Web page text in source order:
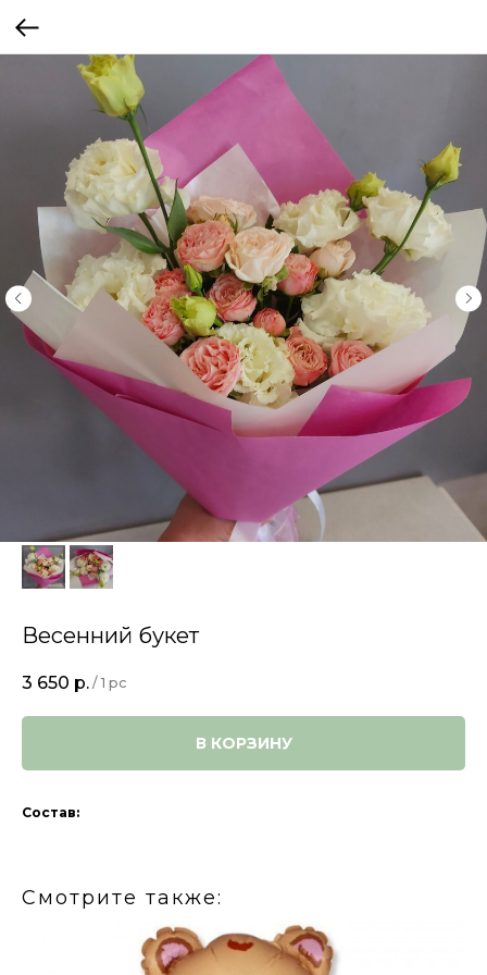
Весенний букет
3 650 р. / 1 pc
В КОРЗИНУ
Состав:
Смотрите также: